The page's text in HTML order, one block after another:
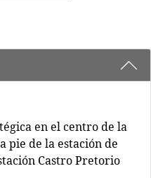
CON
en el centro de la
pie de la estación de
Castro Pretorio